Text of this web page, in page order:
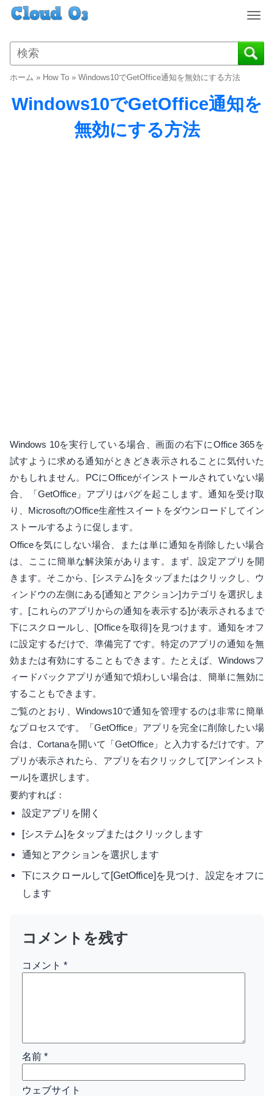
T
g
g
n
a
ホーム » How To » Windows10でGetOffice通知を無効にする方法
Windows10でGetOffice通知を
無効にする方法
Windows 10を実行している場合、画面の右下にOffice 365を
試すように求める通知がときどき表示されることに気付いた
かもしれません。PCにOfficeがインストールされていない場
合、「GetOffice」アプリはバグを起こします。通知を受け取
り、MicrosoftのOffice生産性スイートをダウンロードしてイン
ストールするように促します。
Officeを気にしない場合、または単に通知を削除したい場合
は、ここに簡単な解決策があります。まず、設定アプリを開
きます。そこから、[システム]をタップまたはクリックし、ウ
ィンドウの左側にある[通知とアクション]カテゴリを選択しま
す。[これらのアプリからの通知を表示する]が表示されるまで
下にスクロールし、[Officeを取得]を見つけます。通知をオフ
に設定するだけで、準備完了です。特定のアプリの通知を無
効または有効にすることもできます。たとえば、Windowsフ
ィードバックアプリが通知で煩わしい場合は、簡単に無効に
することもできます。
ご覧のとおり、Windows10で通知を管理するのは非常に簡単
なプロセスです。「GetOffice」アプリを完全に削除したい場
合は、Cortanaを開いて「GetOffice」と入力するだけです。ア
プリが表示されたら、アプリを右クリックして[アンインスト
ール]を選択します。
要約すれば：
設定アプリを開く
[システム]をタップまたはクリックします
通知とアクションを選択します
下にスクロールして[GetOffice]を見つけ、設定をオフに
します
コメントを残す
コメント *
名前 *
ウェブサイト